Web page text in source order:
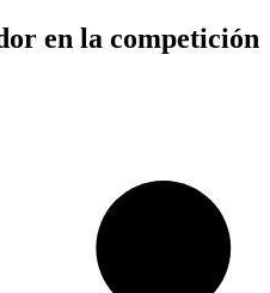
en la competición